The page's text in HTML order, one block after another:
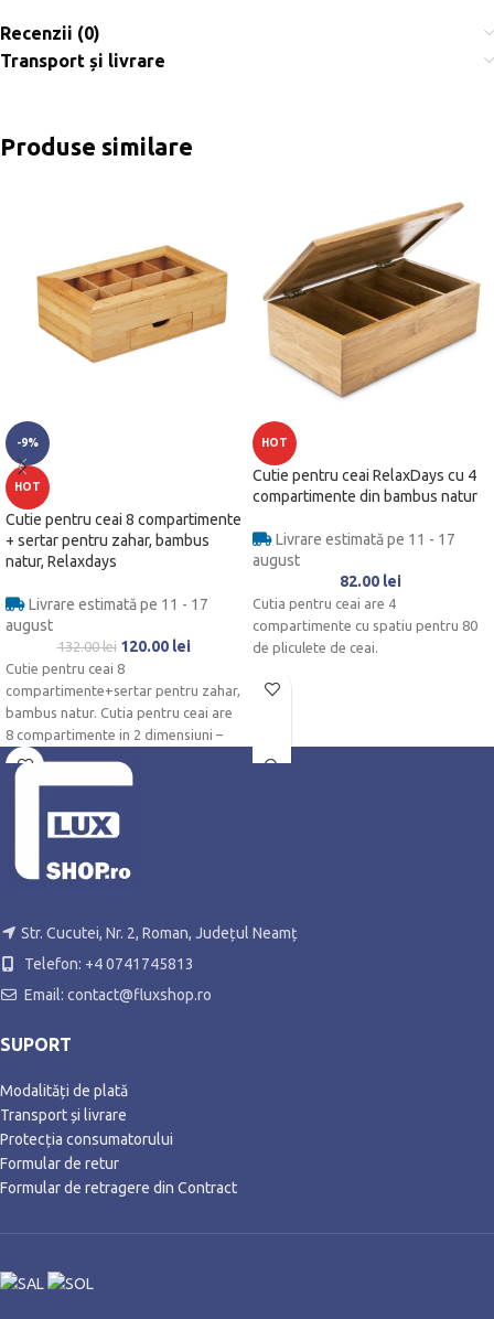
Recenzii (0)
Transport și livrare
Produse similare
-9%
HOT
Cutie pentru ceai 8 compartimente
+ sertar pentru zahar, bambus
natur, Relaxdays
Livrare estimată pe 11 - 17
august
132.00lei 120.00 lei
Cutie pentru ceai 8
compartimente+sertar pentru zahar,
bambus natur. Cutia pentru ceai are
8 compartimente in 2 dimensiuni –
exista
HOT
Cutie pentru ceai RelaxDays cu 4
compartimente din bambus natur
Livrare estimată pe 11 - 17
august
82.00 lei
Cutia pentru ceai are 4
compartimente cu spatiu pentru 80
de pliculete de ceai.
Str. Cucutei, Nr. 2, Roman, Județul Neamț
Telefon: +4 0741745813
Email: contact@fluxshop.ro
SUPORT
Modalități de plată
Transport și livrare
Protecția consumatorului
Formular de retur
Formular de retragere din Contract